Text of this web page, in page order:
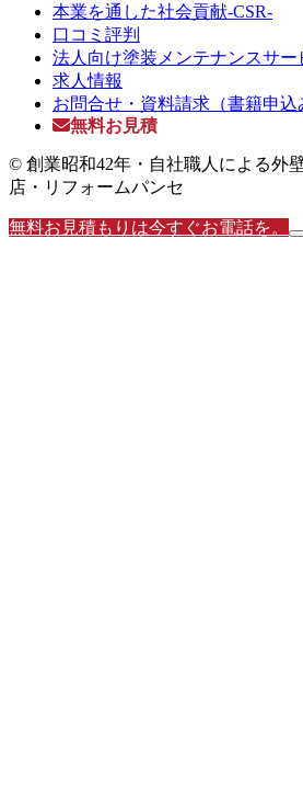
本業を通した社会貢献-CSR-
口コミ評判
法人向け塗装メンテナンスサー
求人情報
お問合せ・資料請求（書籍申込
無料お見積
© 創業昭和42年・自社職人による外
店・リフォームパンセ
無料お見積もりは今すぐお電話を。